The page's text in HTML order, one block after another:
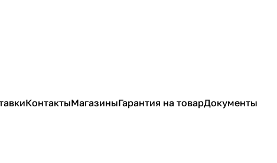
КонтактыМагазиныГарантия на товарДокументы